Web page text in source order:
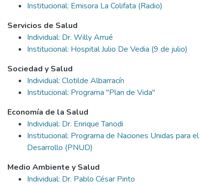
Institucional: Emisora La Colifata (Radio)
Servicios de Salud
Individual: Dr. Willy Arrué
Institucional: Hospital Julio De Vedia (9 de julio)
Sociedad y Salud
Individual: Clotilde Albarracín
Institucional: Programa "Plan de Vida"
Economía de la Salud
Individual: Dr. Enrique Tanodi
Institucional: Programa de Naciones Unidas para el
Desarrollo (PNUD)
Medio Ambiente y Salud
Individual: Dr. Pablo César Pinto